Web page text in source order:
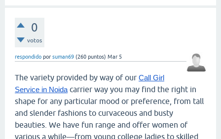
0
votos
respondido por suman69 (260 puntos) Mar 5
The variety provided by way of our Call Girl
Service in Noida carrier way you may find the right in
shape for any particular mood or preference, from tall
and slender fashions to curvaceous and busty
beauties. We have fun range and offer women of
various a while—from young college ladies to skilled